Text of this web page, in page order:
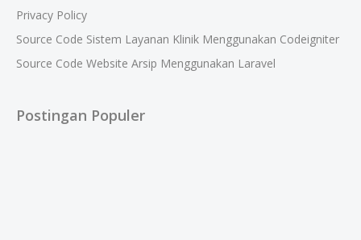
Privacy Policy
Source Code Sistem Layanan Klinik Menggunakan Codeigniter
Source Code Website Arsip Menggunakan Laravel
Postingan Populer